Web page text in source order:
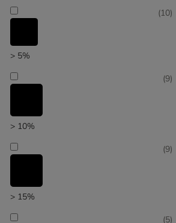
zoohit doporučuje
> 5%
(10)
> 10%
(9)
> 15%
(9)
(5)